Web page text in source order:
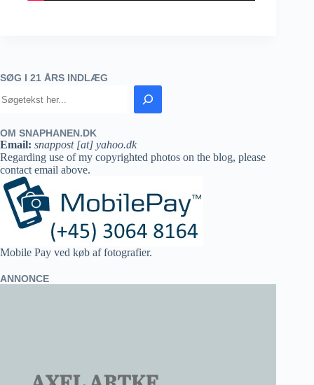
SØG I 21 ÅRS INDLÆG
OM SNAPHANEN.DK
Email: snappost [at] yahoo.dk
Regarding use of my copyrighted photos on the blog, please
contact email above.
Mobile Pay ved køb af fotografier.
ANNONCE